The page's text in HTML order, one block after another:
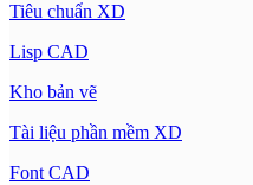
Tiêu chuẩn XD
Lisp CAD
Kho bản vẽ
Tài liệu phần mềm XD
Font CAD